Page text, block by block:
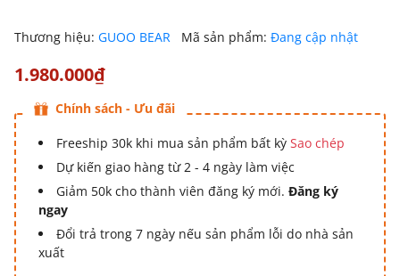
Thương hiệu: GUOO BEAR Mã sản phẩm: Đang cập nhật
1.980.000₫
Chính sách - Ưu đãi
Freeship 30k khi mua sản phẩm bất kỳ Sao chép
Dự kiến giao hàng từ 2 - 4 ngày làm việc
Giảm 50k cho thành viên đăng ký mới. Đăng ký
ngay
Đổi trả trong 7 ngày nếu sản phẩm lỗi do nhà sản
xuất